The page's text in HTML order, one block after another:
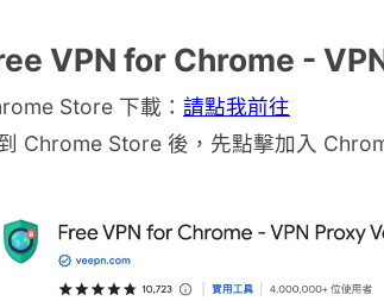
VPN for Chrome -
Store 下載： 請點我前往
Chrome Store 後，先點擊加入